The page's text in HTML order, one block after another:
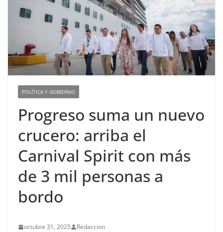
POLÍTICA Y GOBIERNO
Progreso suma un nuevo
crucero: arriba el
Carnival Spirit con más
de 3 mil personas a
bordo
octubre 31, 2025 Redaccion